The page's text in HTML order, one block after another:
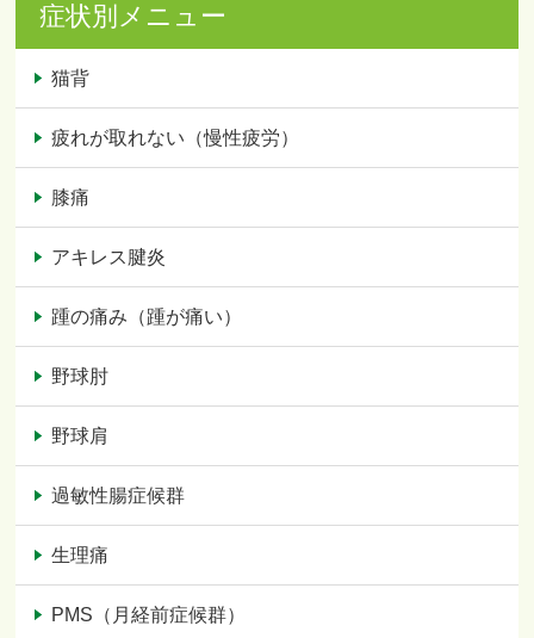
症状別メニュー
猫背
疲れが取れない（慢性疲労）
膝痛
アキレス腱炎
踵の痛み（踵が痛い）
野球肘
野球肩
過敏性腸症候群
生理痛
PMS（月経前症候群）